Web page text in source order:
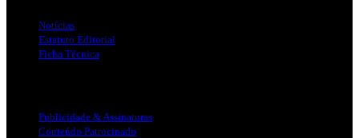
Notícias
Estatuto Editorial
Ficha Técnica
Publicidade & Assinaturas
Conteúdo Patrocinado